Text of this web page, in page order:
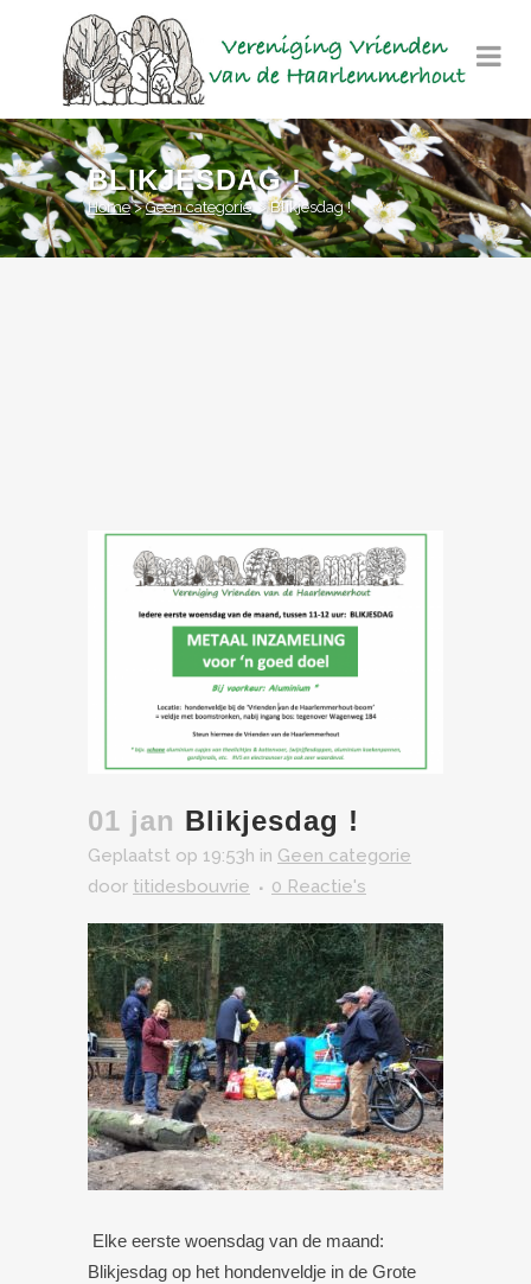
BLIKJESDAG !
Home>Geen categorie >Blikjesdag !
01 jan Blikjesdag !
Geplaatst op 19:53h in Geen categorie
door titidesbouvrie 0 Reactie's
Elke eerste woensdag van de maand:
Blikjesdag op het hondenveldje in de Grote